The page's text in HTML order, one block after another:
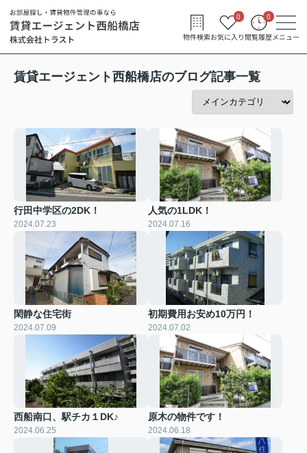
物件検索お気に入り
0
閲覧履歴
0
メニュー
賃貸エージェント西船橋店のブログ記事一覧
行田中学区の2DK！
2024.07.23
人気の1LDK！
2024.07.16
閑静な住宅街
2024.07.09
初期費用お安め10万円！
2024.07.02
西船南口、駅チカ１DK♪
2024.06.25
原木の物件です！
2024.06.18